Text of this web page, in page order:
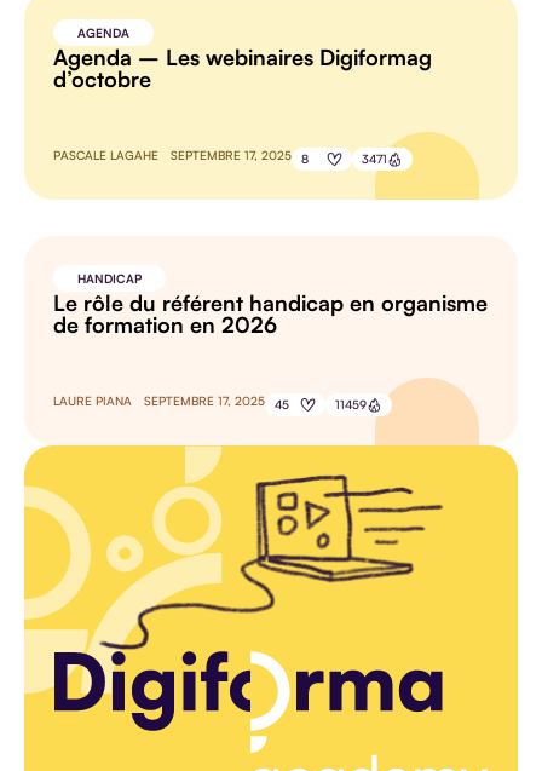
AGENDA
Agenda – Les webinaires Digiformag
d’octobre
PASCALE LAGAHE SEPTEMBRE 17, 2025 8 3471
HANDICAP
Le rôle du référent handicap en organisme
de formation en 2026
LAURE PIANA SEPTEMBRE 17, 2025 45 11459